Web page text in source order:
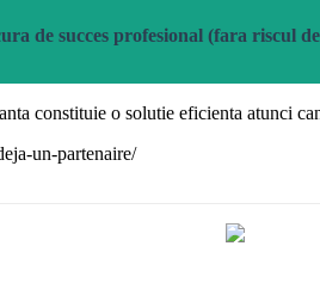
de succes profesional (fara riscul
constituie o solutie eficienta atunci
un-partenaire/